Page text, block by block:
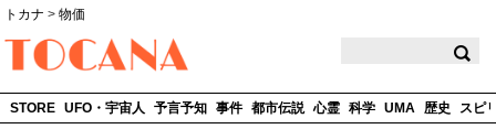
トカナ > 物価
STORE UFO・宇宙人 予言予知 事件 都市伝説 心霊 科学 UMA 歴史 スピ